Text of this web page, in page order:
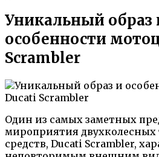
Уникальный образ
особенности
Scrambler
Один из самых заметных
мироприятия
средств, Ducati Scrambler,